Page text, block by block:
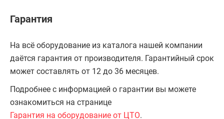
Гарантия
На всё оборудование из каталога нашей компании
даётся гарантия от производителя. Гарантийный срок
может составлять от 12 до 36 месяцев.
Подробнее с информацией о гарантии вы можете
ознакомиться на странице
Гарантия на оборудование от ЦТО.